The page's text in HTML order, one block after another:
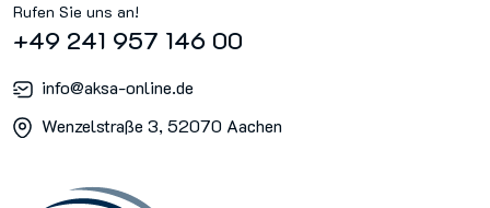
Rufen Sie uns an!
+49 241 957 146 00
info@aksa-online.de
Wenzelstraße 3, 52070 Aachen